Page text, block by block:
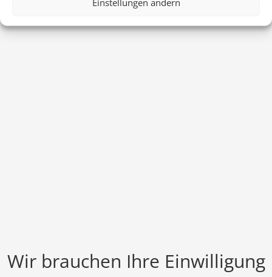
Wir brauchen Ihre Einwilligung